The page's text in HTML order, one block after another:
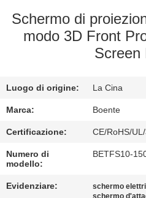
FABBRICA
CONTROLLO
QUALITÀ
CONTATTICI
NOTIZIE
Schermo di
modo 3D Front
Screen
Luogo di origine: La Cina
Marca: Boente
Certificazione: CE/RoHS/
Numero di
modello:
BETFS10-
Evidenziare: schermo